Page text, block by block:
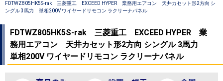
FDTWZ805HK5S-rak 三菱重工 EXCEED HYPER 業務用エアコン 天井カセット形2方向 シ
ングル 3馬力 単相200V ワイヤードリモコン ラクリーナパネル
FDTWZ805HK5S-rak 三菱重工 EXCEED HYPER 業
務用エアコン 天井カセット形2方向 シングル 3馬力
単相200V ワイヤードリモコン ラクリーナパネル